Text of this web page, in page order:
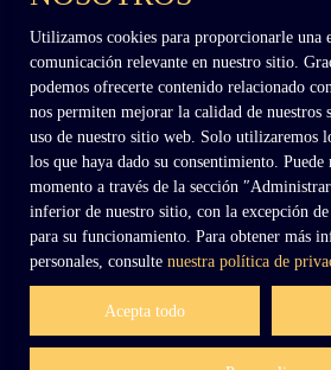
+33 (0)6 02 27 54 27
Utilizamos cookies para proporcionarle una
comunicación relevante en nuestro sitio.
podemos ofrecerte contenido relacionado
nos permiten mejorar la calidad de
uso de nuestro sitio web. Solo utilizaremos
los que haya dado su consentimiento.
momento a través de la sección
inferior de nuestro sitio, con la excepción de
para su funcionamiento. Para obtener más
personales, consulte nuestra política de
Acepta todo